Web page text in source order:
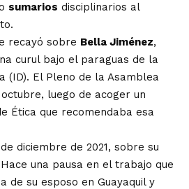
sumarios disciplinarios al
recayó sobre Bella Jiménez,
curul bajo el paraguas de la
(ID). El Pleno de la Asamblea
octubre, luego de acoger un
Ética que recomendaba esa
diciembre de 2021, sobre su
una pausa en el trabajo que
de su esposo en Guayaquil y